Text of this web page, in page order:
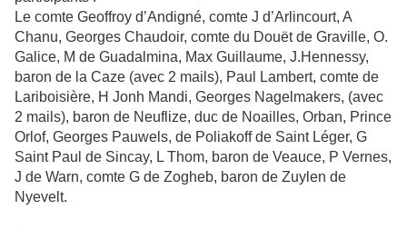
Le comte Geoffroy d’Andigné, comte J d’Arlincourt, A
Chanu, Georges Chaudoir, comte du Douët de Graville, O.
Galice, M de Guadalmina, Max Guillaume, J.Hennessy,
baron de la Caze (avec 2 mails), Paul Lambert, comte de
Lariboisière, H Jonh Mandi, Georges Nagelmakers, (avec
2 mails), baron de Neuflize, duc de Noailles, Orban, Prince
Orlof, Georges Pauwels, de Poliakoff de Saint Léger, G
Saint Paul de Sincay, L Thom, baron de Veauce, P Vernes,
J de Warn, comte G de Zogheb, baron de Zuylen de
Nyevelt.